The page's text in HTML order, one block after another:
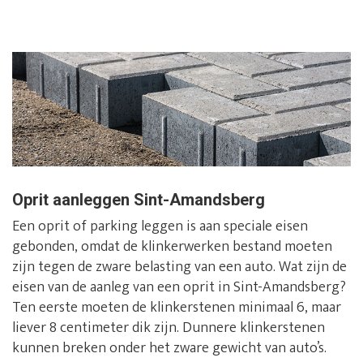
Oprit aanleggen Sint-Amandsberg
Een oprit of parking leggen is aan speciale eisen
gebonden, omdat de klinkerwerken bestand moeten
zijn tegen de zware belasting van een auto. Wat zijn de
eisen van de aanleg van een oprit in Sint-Amandsberg?
Ten eerste moeten de klinkerstenen minimaal 6, maar
liever 8 centimeter dik zijn. Dunnere klinkerstenen
kunnen breken onder het zware gewicht van auto’s.